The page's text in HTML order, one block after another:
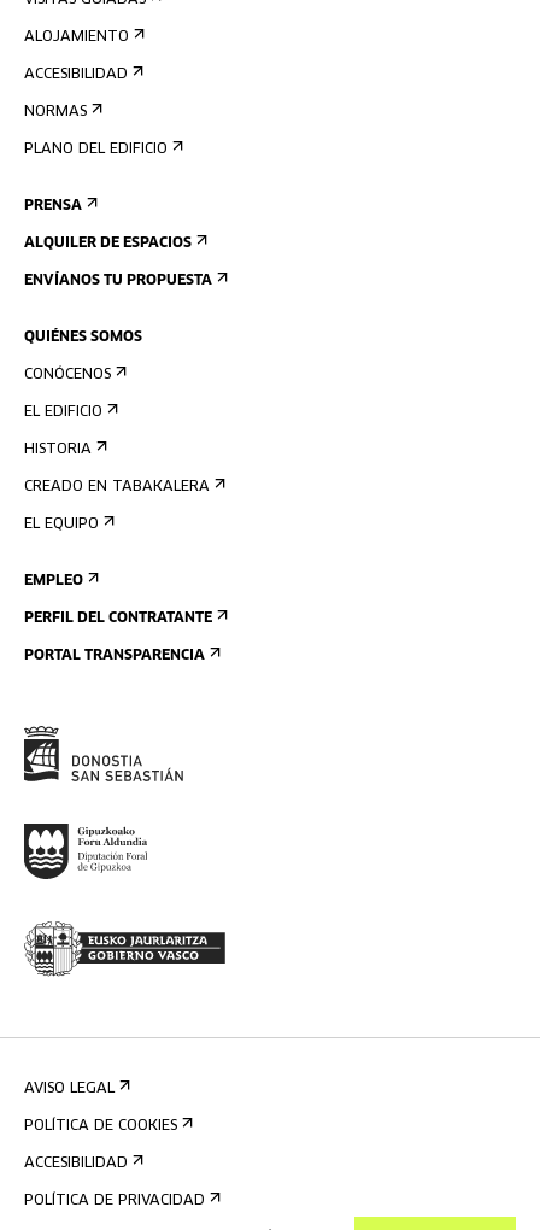
ALOJAMIENTO
ACCESIBILIDAD
NORMAS
PLANO DEL EDIFICIO
PRENSA
ALQUILER DE ESPACIOS
ENVÍANOS TU PROPUESTA
QUIÉNES SOMOS
CONÓCENOS
EL EDIFICIO
HISTORIA
CREADO EN TABAKALERA
EL EQUIPO
EMPLEO
PERFIL DEL CONTRATANTE
PORTAL TRANSPARENCIA
AVISO LEGAL
POLÍTICA DE COOKIES
ACCESIBILIDAD
POLÍTICA DE PRIVACIDAD